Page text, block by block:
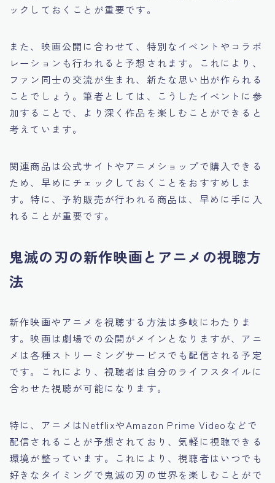
ックしておくことが重要です。
また、映画公開に合わせて、特別なイベントやコラボ
レーションも行われると予想されます。これにより、
ファン同士の交流が生まれ、新たな思い出が作られる
ことでしょう。筆者としては、こうしたイベントに参
加することで、より深く作品を楽しむことができると
考えています。
関連商品は公式サイトやアニメショップで購入できる
ため、早めにチェックしておくことをおすすめしま
す。特に、予約販売が行われる商品は、早めに手に入
れることが重要です。
鬼滅の刃の新作映画とアニメの視聴方
法
新作映画やアニメを視聴する方法は多岐にわたりま
す。映画は劇場での公開がメインとなりますが、アニ
メは各種ストリーミングサービスでも配信される予定
です。これにより、視聴者は自分のライフスタイルに
合わせた視聴が可能になります。
特に、アニメはNetflixやAmazon Prime Videoなどで
配信されることが予想されており、気軽に視聴できる
環境が整っています。これにより、視聴者はいつでも
好きなタイミングで鬼滅の刃の世界を楽しむことがで